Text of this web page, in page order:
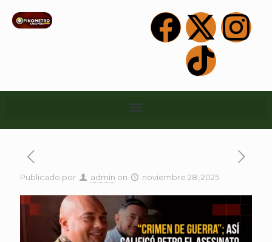
Publicado por admin on noviembre 28, 2025